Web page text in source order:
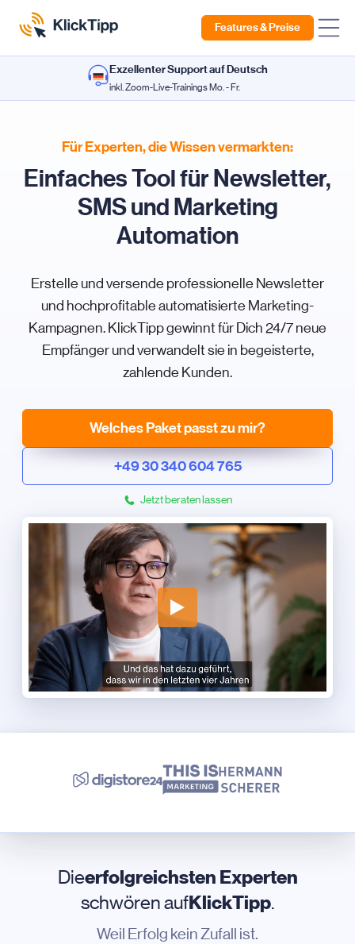
Features & Preise
Exzellenter Support auf Deutsch
inkl. Zoom-Live-Trainings Mo. - Fr.
Für Experten, die Wissen vermarkten:
Einfaches Tool für Newsletter,
SMS und Marketing
Automation
Erstelle und versende professionelle Newsletter
und hochprofitable automatisierte Marketing-
Kampagnen. KlickTipp gewinnt für Dich 24/7 neue
Empfänger und verwandelt sie in begeisterte,
zahlende Kunden.
Welches Paket passt zu mir?
+49 30 340 604 765
Jetzt beraten lassen
Dieerfolgreichsten Experten
schwören aufKlickTipp.
Weil Erfolg kein Zufall ist.